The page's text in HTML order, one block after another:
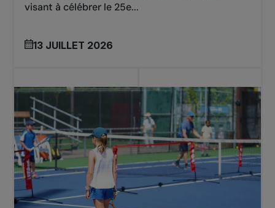
visant à célébrer le 25e...
13 JUILLET 2026